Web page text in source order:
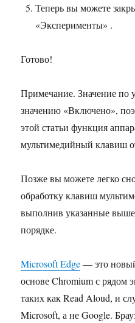
Теперь вы можете
«Эксперименты» .
Готово!
Примечание. Значение по
значению «Включено»,
этой статьи функция
мультимедийный клавиш
Позже вы можете легко
обработку клавиш
выполнив указанные
порядке.
Microsoft Edge— это
основе Chromium с рядом
таких как Read Aloud, и
Microsoft, а не Google.